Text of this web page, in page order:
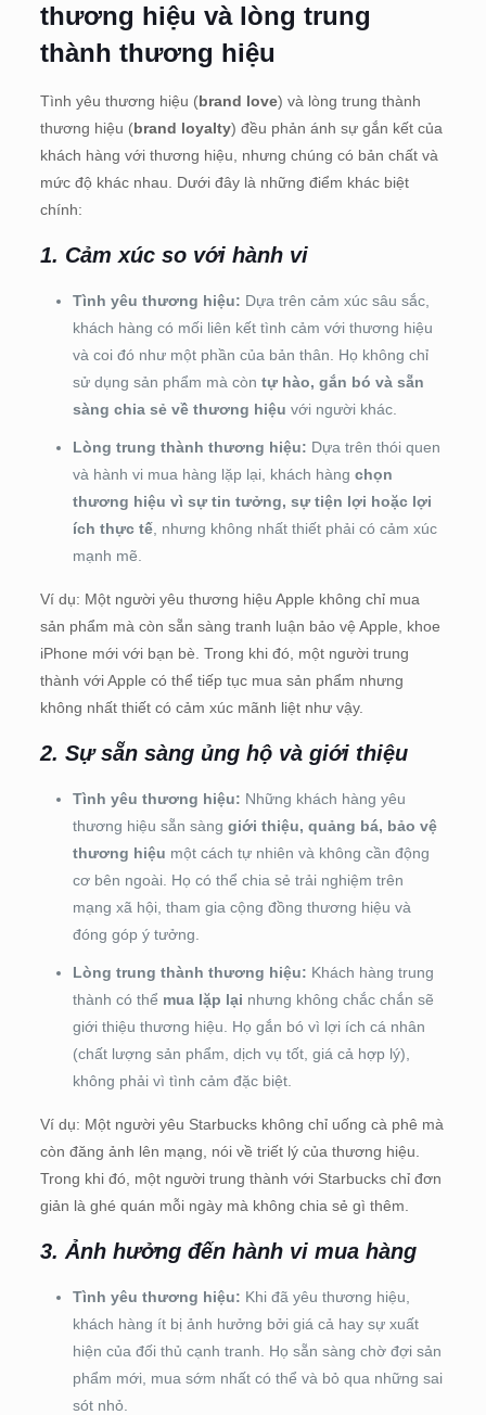
thương hiệu và lòng trung
thành thương hiệu
Tình yêu thương hiệu (brand love) và lòng trung thành
thương hiệu (brand loyalty) đều phản ánh sự gắn kết của
khách hàng với thương hiệu, nhưng chúng có bản chất và
mức độ khác nhau. Dưới đây là những điểm khác biệt
chính:
1. Cảm xúc so với hành vi
Tình yêu thương hiệu: Dựa trên cảm xúc sâu sắc,
khách hàng có mối liên kết tình cảm với thương hiệu
và coi đó như một phần của bản thân. Họ không chỉ
sử dụng sản phẩm mà còn tự hào, gắn bó và sẵn
sàng chia sẻ về thương hiệu với người khác.
Lòng trung thành thương hiệu: Dựa trên thói quen
và hành vi mua hàng lặp lại, khách hàng chọn
thương hiệu vì sự tin tưởng, sự tiện lợi hoặc lợi
ích thực tế, nhưng không nhất thiết phải có cảm xúc
mạnh mẽ.
Ví dụ: Một người yêu thương hiệu Apple không chỉ mua
sản phẩm mà còn sẵn sàng tranh luận bảo vệ Apple, khoe
iPhone mới với bạn bè. Trong khi đó, một người trung
thành với Apple có thể tiếp tục mua sản phẩm nhưng
không nhất thiết có cảm xúc mãnh liệt như vậy.
2. Sự sẵn sàng ủng hộ và giới thiệu
Tình yêu thương hiệu: Những khách hàng yêu
thương hiệu sẵn sàng giới thiệu, quảng bá, bảo vệ
thương hiệu một cách tự nhiên và không cần động
cơ bên ngoài. Họ có thể chia sẻ trải nghiệm trên
mạng xã hội, tham gia cộng đồng thương hiệu và
đóng góp ý tưởng.
Lòng trung thành thương hiệu: Khách hàng trung
thành có thể mua lặp lại nhưng không chắc chắn sẽ
giới thiệu thương hiệu. Họ gắn bó vì lợi ích cá nhân
(chất lượng sản phẩm, dịch vụ tốt, giá cả hợp lý),
không phải vì tình cảm đặc biệt.
Ví dụ: Một người yêu Starbucks không chỉ uống cà phê mà
còn đăng ảnh lên mạng, nói về triết lý của thương hiệu.
Trong khi đó, một người trung thành với Starbucks chỉ đơn
giản là ghé quán mỗi ngày mà không chia sẻ gì thêm.
3. Ảnh hưởng đến hành vi mua hàng
Tình yêu thương hiệu: Khi đã yêu thương hiệu,
khách hàng ít bị ảnh hưởng bởi giá cả hay sự xuất
hiện của đối thủ cạnh tranh. Họ sẵn sàng chờ đợi sản
phẩm mới, mua sớm nhất có thể và bỏ qua những sai
sót nhỏ.